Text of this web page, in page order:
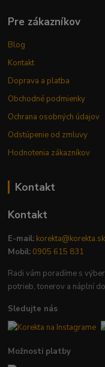
Pre zákazníkov
Blog
Kontakt
Doprava a platba
Obchodné podmienky
Ochrana osobných údajov
Odstúpenie od zmluvy
Hodnotenia zákazníkov
Kontakt
Kontakt
E-mail: korekta@korekta.sk
Mobil: 0905 615 831
Radi vám poradíme s
potrieb, tonerov a náplní
Sledujte nás
Možnosti platby